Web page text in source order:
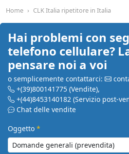
Home CLK Italia ripetitore in Italia
Hai problemi con
telefono cellulare?
pensare noi a voi
o semplicemente contattarci:
+(39)800141775 (Vendite),
+(44)8453140182 (Servizio post-
Chat delle vendite
Oggetto *